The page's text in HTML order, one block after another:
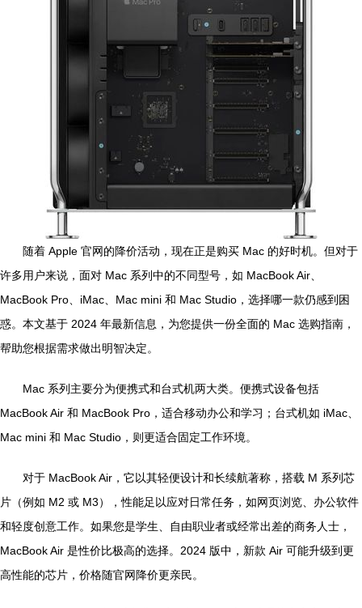
随着 Apple 官网的降价活动，现在正是购买 Mac 的好时机。但对于
许多用户来说，面对 Mac 系列中的不同型号，如 MacBook Air、
MacBook Pro、iMac、Mac mini 和 Mac Studio，选择哪一款仍感到困
惑。本文基于 2024 年最新信息，为您提供一份全面的 Mac 选购指南，
帮助您根据需求做出明智决定。
Mac 系列主要分为便携式和台式机两大类。便携式设备包括
MacBook Air 和 MacBook Pro，适合移动办公和学习；台式机如 iMac、
Mac mini 和 Mac Studio，则更适合固定工作环境。
对于 MacBook Air，它以其轻便设计和长续航著称，搭载 M 系列芯
片（例如 M2 或 M3），性能足以应对日常任务，如网页浏览、办公软件
和轻度创意工作。如果您是学生、自由职业者或经常出差的商务人士，
MacBook Air 是性价比极高的选择。2024 版中，新款 Air 可能升级到更
高性能的芯片，价格随官网降价更亲民。